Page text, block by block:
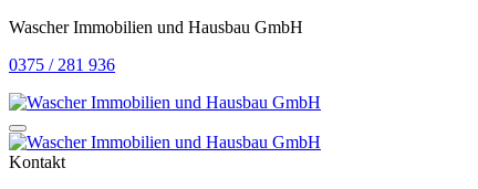
Wascher Immobilien und Hausbau GmbH
0375 / 281 936
Kontakt